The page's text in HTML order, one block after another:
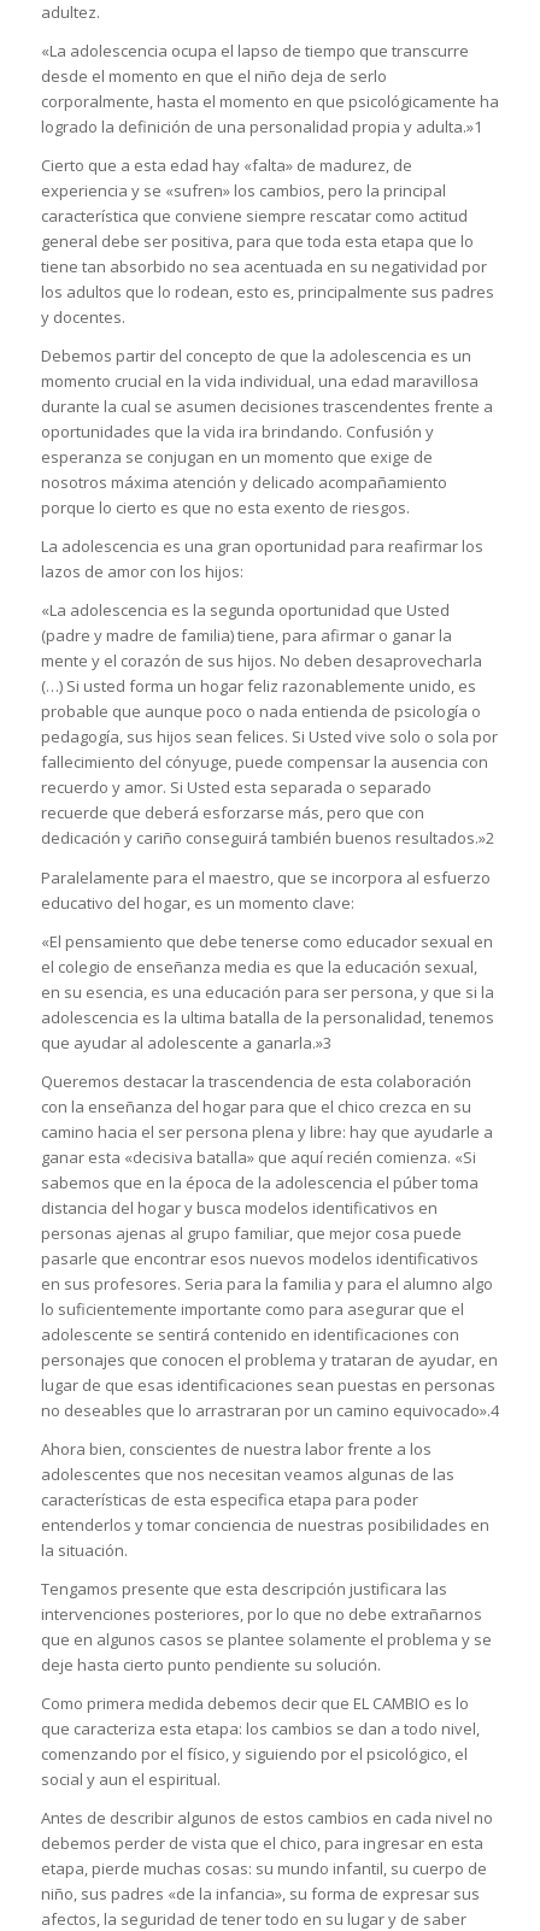
adultez.
«La adolescencia ocupa el lapso de tiempo que transcurre
desde el momento en que el niño deja de serlo
corporalmente, hasta el momento en que psicológicamente ha
logrado la definición de una personalidad propia y adulta.»1
Cierto que a esta edad hay «falta» de madurez, de
experiencia y se «sufren» los cambios, pero la principal
característica que conviene siempre rescatar como actitud
general debe ser positiva, para que toda esta etapa que lo
tiene tan absorbido no sea acentuada en su negatividad por
los adultos que lo rodean, esto es, principalmente sus padres
y docentes.
Debemos partir del concepto de que la adolescencia es un
momento crucial en la vida individual, una edad maravillosa
durante la cual se asumen decisiones trascendentes frente a
oportunidades que la vida ira brindando. Confusión y
esperanza se conjugan en un momento que exige de
nosotros máxima atención y delicado acompañamiento
porque lo cierto es que no esta exento de riesgos.
La adolescencia es una gran oportunidad para reafirmar los
lazos de amor con los hijos:
«La adolescencia es la segunda oportunidad que Usted
(padre y madre de familia) tiene, para afirmar o ganar la
mente y el corazón de sus hijos. No deben desaprovecharla
(…) Si usted forma un hogar feliz razonablemente unido, es
probable que aunque poco o nada entienda de psicología o
pedagogía, sus hijos sean felices. Si Usted vive solo o sola por
fallecimiento del cónyuge, puede compensar la ausencia con
recuerdo y amor. Si Usted esta separada o separado
recuerde que deberá esforzarse más, pero que con
dedicación y cariño conseguirá también buenos resultados.»2
Paralelamente para el maestro, que se incorpora al esfuerzo
educativo del hogar, es un momento clave:
«El pensamiento que debe tenerse como educador sexual en
el colegio de enseñanza media es que la educación sexual,
en su esencia, es una educación para ser persona, y que si la
adolescencia es la ultima batalla de la personalidad, tenemos
que ayudar al adolescente a ganarla.»3
Queremos destacar la trascendencia de esta colaboración
con la enseñanza del hogar para que el chico crezca en su
camino hacia el ser persona plena y libre: hay que ayudarle a
ganar esta «decisiva batalla» que aquí recién comienza. «Si
sabemos que en la época de la adolescencia el púber toma
distancia del hogar y busca modelos identificativos en
personas ajenas al grupo familiar, que mejor cosa puede
pasarle que encontrar esos nuevos modelos identificativos
en sus profesores. Seria para la familia y para el alumno algo
lo suficientemente importante como para asegurar que el
adolescente se sentirá contenido en identificaciones con
personajes que conocen el problema y trataran de ayudar, en
lugar de que esas identificaciones sean puestas en personas
no deseables que lo arrastraran por un camino equivocado».4
Ahora bien, conscientes de nuestra labor frente a los
adolescentes que nos necesitan veamos algunas de las
características de esta especifica etapa para poder
entenderlos y tomar conciencia de nuestras posibilidades en
la situación.
Tengamos presente que esta descripción justificara las
intervenciones posteriores, por lo que no debe extrañarnos
que en algunos casos se plantee solamente el problema y se
deje hasta cierto punto pendiente su solución.
Como primera medida debemos decir que EL CAMBIO es lo
que caracteriza esta etapa: los cambios se dan a todo nivel,
comenzando por el físico, y siguiendo por el psicológico, el
social y aun el espiritual.
Antes de describir algunos de estos cambios en cada nivel no
debemos perder de vista que el chico, para ingresar en esta
etapa, pierde muchas cosas: su mundo infantil, su cuerpo de
niño, sus padres «de la infancia», su forma de expresar sus
afectos, la seguridad de tener todo en su lugar y de saber